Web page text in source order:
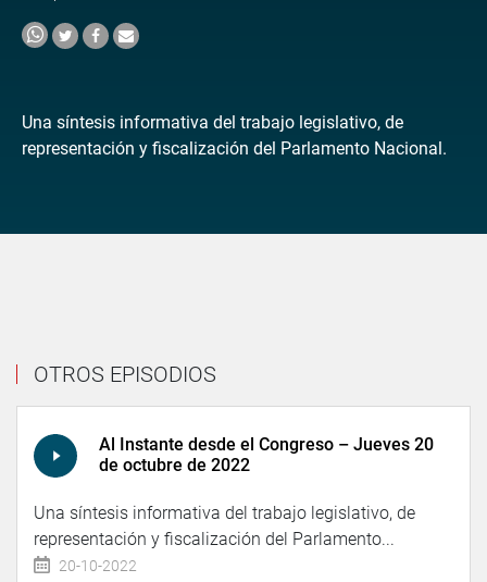
Una síntesis informativa del trabajo legislativo, de
representación y fiscalización del Parlamento Nacional.
OTROS EPISODIOS
Al Instante desde el Congreso – Jueves 20
de octubre de 2022
Una síntesis informativa del trabajo legislativo, de
representación y fiscalización del Parlamento...
20-10-2022